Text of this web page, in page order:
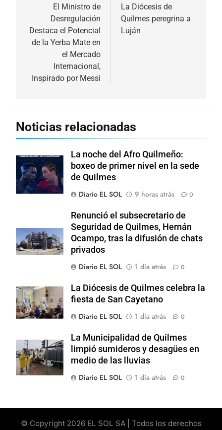
entradas
El Ministro de
Desregulación
Destaca el Potencial
de la Yerba Mate en
el Mercado
Internacional,
Inspirado por Messi
La Diócesis de
Quilmes peregrina a
Luján
Noticias relacionadas
La noche del Afro Quilmeño:
boxeo de primer nivel en la sede
de Quilmes
Diario EL SOL
9 horas atrás 0
Renunció el subsecretario de
Seguridad de Quilmes, Hernán
Ocampo, tras la difusión de chats
privados
Diario EL SOL
1 día atrás 0
La Diócesis de Quilmes celebra la
fiesta de San Cayetano
Diario EL SOL
1 día atrás 0
La Municipalidad de Quilmes
limpió sumideros y desagües en
medio de las lluvias
Diario EL SOL
1 día atrás 0
© Copyright 2026 EL SOL SA | Todos los derechos